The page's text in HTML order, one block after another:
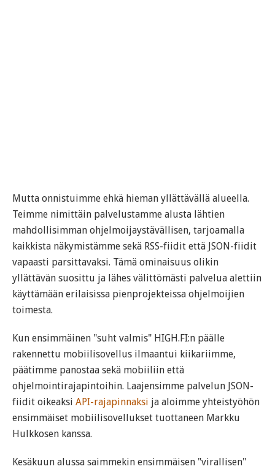
Mutta onnistuimme ehkä hieman yllättävällä alueella.
Teimme nimittäin palvelustamme alusta lähtien
mahdollisimman ohjelmoijaystävällisen, tarjoamalla
kaikkista näkymistämme sekä RSS-fiidit että JSON-fiidit
vapaasti parsittavaksi. Tämä ominaisuus olikin
yllättävän suosittu ja lähes välittömästi palvelua alettiin
käyttämään erilaisissa pienprojekteissa ohjelmoijien
toimesta.
Kun ensimmäinen "suht valmis" HIGH.FI:n päälle
rakennettu mobiilisovellus ilmaantui kiikariimme,
päätimme panostaa sekä mobiiliin että
ohjelmointirajapintoihin. Laajensimme palvelun JSON-
fiidit oikeaksi API-rajapinnaksi ja aloimme yhteistyöhön
ensimmäiset mobiilisovellukset tuottaneen Markku
Hulkkosen kanssa.
Kesäkuun alussa saimmekin ensimmäisen "virallisen"